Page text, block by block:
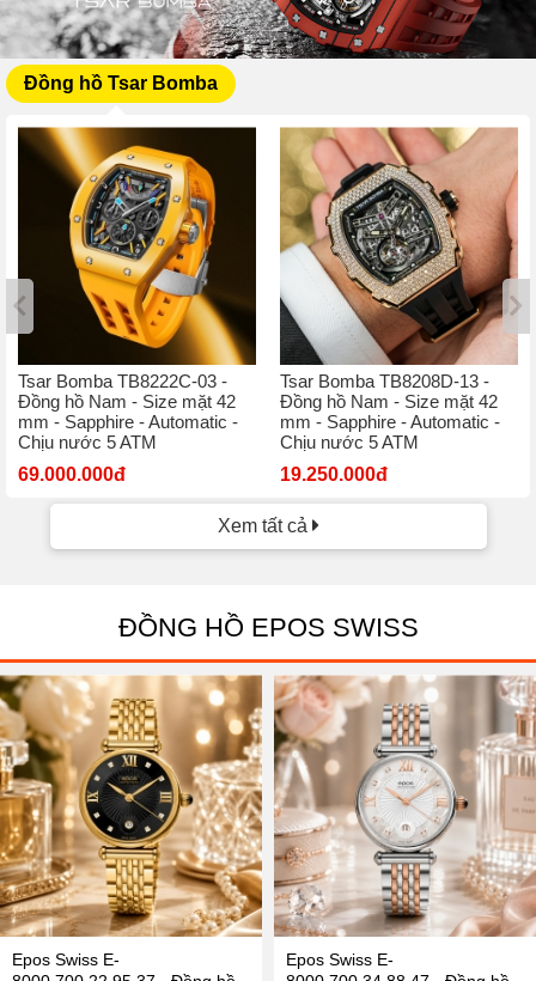
Đồng hồ Tsar Bomba
Tsar Bomba TB8222C-03 -
Đồng hồ Nam - Size mặt 42
mm - Sapphire - Automatic -
Chịu nước 5 ATM
69.000.000đ
Tsar Bomba TB8208D-13 -
Đồng hồ Nam - Size mặt 42
mm - Sapphire - Automatic -
Chịu nước 5 ATM
19.250.000đ
Xem tất cả
ĐỒNG HỒ EPOS SWISS
Epos Swiss E-
Epos Swiss E-